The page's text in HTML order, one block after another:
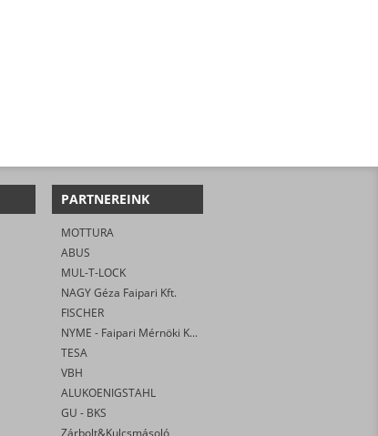
PARTNEREINK
MOTTURA
ABUS
MUL-T-LOCK
NAGY Géza Faipari Kft.
FISCHER
NYME - Faipari Mérnöki Kar
TESA
VBH
ALUKOENIGSTAHL
GU - BKS